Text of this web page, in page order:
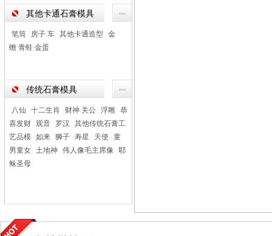
其他卡通石膏模具
笔筒 房子 车 其他卡通造型
金
蟾 青蛙 金蛋
传统石膏模具
八仙 十二生肖 财神 关公 浮雕 恭
喜发财 观音 罗汉
其他传统石膏工
艺品模 如来 狮子 寿星 天使
童
男童女 土地神 伟人像毛主席像 耶
稣圣母